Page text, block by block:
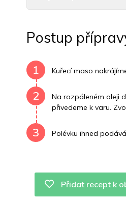
Postup
1 Kuřecí maso
2
Na rozpáleném oleji
přivedeme k varu.
3 Polévku ihned
Přidat recept k